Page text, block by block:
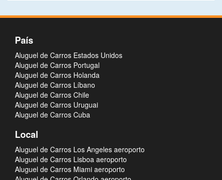
País
Aluguel de Carros Estados Unidos
Aluguel de Carros Portugal
Aluguel de Carros Holanda
Aluguel de Carros Líbano
Aluguel de Carros Chile
Aluguel de Carros Uruguai
Aluguel de Carros Cuba
Local
Aluguel de Carros Los Angeles aeroporto
Aluguel de Carros Lisboa aeroporto
Aluguel de Carros Miami aeroporto